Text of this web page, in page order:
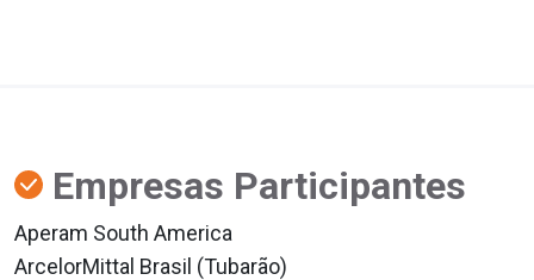
Empresas Participantes
Aperam South America
ArcelorMittal Brasil (Tubarão)